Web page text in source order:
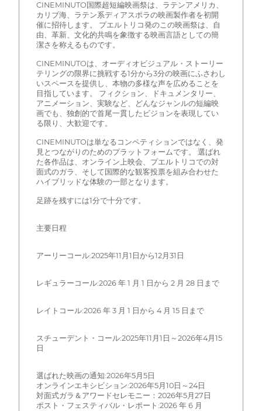
CINEMINUTO国際超短編映画祭は、ラテンアメリカ、
カリブ海、ラテン系ディアスポラの映画製作者を初開
催に招待します。 プエルトリコ発のこの映画祭は、自
由、革新、文化的共鳴を象徴する映画言語としての簡
潔さを称えるものです。
CINEMINUTOは、オーディオビジュアル・ストーリー
テリングの限界に挑戦する1分から3分の映画にふさわし
いスペースを提供し、本物の多様な声を広めることを
目指しています。 フィクション、ドキュメンタリー、
アニメーション、実験など、どんなジャンルの短編映
画でも、独創的で首尾一貫したビジョンを表現してい
る限り、大歓迎です。
CINEMINUTOは単なるコンペティションではなく、発
見とつながりのためのプラットフォームです。 選ばれ
た各作品は、オンライン上映会、プエルトリコでの対
面式のガラ、そして国際的な観客投票を組み合わせた
ハイブリッドな体験の一部となります。
足跡を残すには1分で十分です。
主要日程
アーリーコール:2025年11月1日から12月31日
レギュラーコール:2026 年 1 月 1 日から 2 月 28 日まで
レイトコール:2026 年 3 月 1 日から 4 月 15 日まで
スチューデント・コール:2025年11月1日～2026年4月15
日
選ばれた映画の通知:2026年5月5日
オンラインエキシビション:2026年5月10日～24日
対面式ガラ＆アワードセレモニー：2026年5月27日
ポスト・フェスティバル・レポート:2026 年 6 月